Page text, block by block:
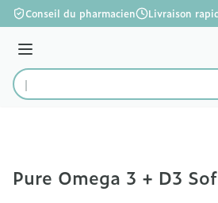
Aller au contenu
Conseil du pharmacien Livraison
Menu
Rechercher
Pure Omega 3 + D3